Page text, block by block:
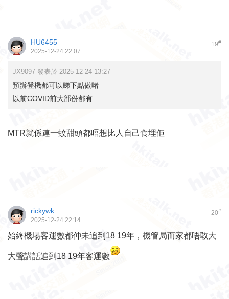
19#
HU6455
2025-12-24 22:07
JX9097 發表於 2025-12-24 13:27
預辦登機都可以睇下點做啫
以前COVID前大部份都有
MTR就係連一蚊甜頭都唔想比人自己食埋佢
20#
rickywk
2025-12-24 22:14
始終機場客運數都仲未追到18 19年，機管局而家都唔敢大
大聲講話追到18 19年客運數